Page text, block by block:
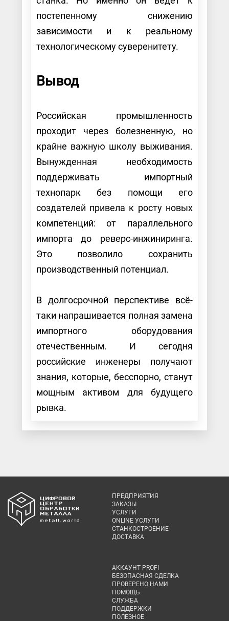
постепенному снижению
зависимости и к реальному
технологическому суверенитету.
Вывод
Российская промышленность
проходит через болезненную, но
крайне важную школу выживания.
Вынужденная необходимость
поддерживать импортный
технопарк без помощи его
создателей привела к росту новых
компетенций: от параллельного
импорта до реверс-инжиниринга.
Это позволило сохранить
производственный потенциал.
В долгосрочной перспективе всё-
таки напрашивается полная замена
импортного оборудования
отечественным. И сегодня
российские инженеры получают
знания, которые, бесспорно, станут
мощным активом для будущего
рывка.
ПРЕДПРИЯТИЯ
ЗАКАЗЫ
УСЛУГИ
ONLINE УСЛУГИ
СТАНКОСТРОЕНИЕ
ДОСТАВКА
АККАУНТ PROFI
БЕЗОПАСНАЯ СДЕЛКА
ПРОВЕРЕНО НАМИ
ПОМОЩЬ
СЛУЖБА
ПОДДЕРЖКИ
ПОЛЕЗНОЕ